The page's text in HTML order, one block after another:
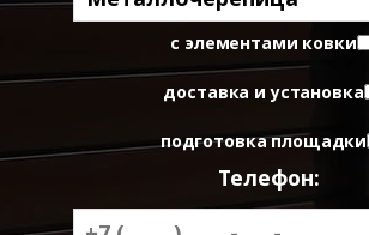
с элементами ковки
доставка и установка
подготовка площадки
Телефон: